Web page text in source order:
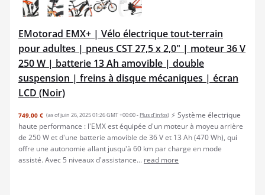
EMotorad EMX+ | Vélo électrique tout-terrain
pour adultes | pneus CST 27,5 x 2,0" | moteur 36 V
250 W | batterie 13 Ah amovible | double
suspension | freins à disque mécaniques | écran
LCD (Noir)
749,00 € (as of juin 26, 2025 01:26 GMT +00:00 - Plus d’infos) ⚡ Système électrique
haute performance : l'EMX est équipée d'un moteur à moyeu arrière
de 250 W et d'une batterie amovible de 36 V et 13 Ah (470 Wh), qui
offre une autonomie allant jusqu'à 60 km par charge en mode
assisté. Avec 5 niveaux d'assistance... read more